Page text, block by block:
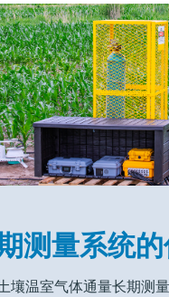
测量系统
壤温室气体通量长期测